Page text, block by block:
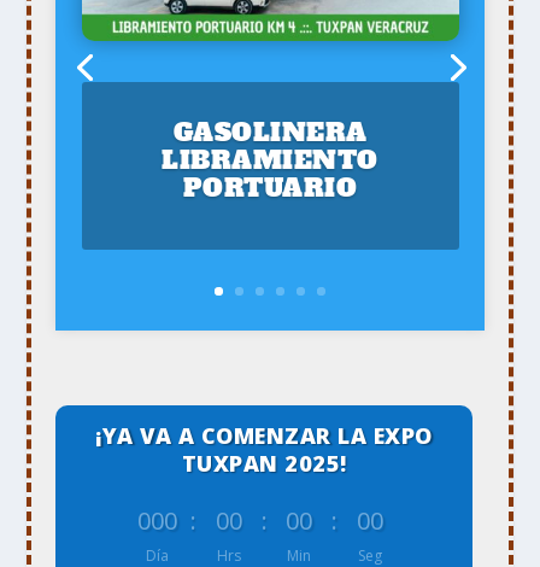
GASOLINERA
LIBRAMIENTO
PORTUARIO
¡YA VA A COMENZAR LA EXPO
TUXPAN 2025!
000
Día
: 00
Hrs
: 00
Min
: 00
Seg